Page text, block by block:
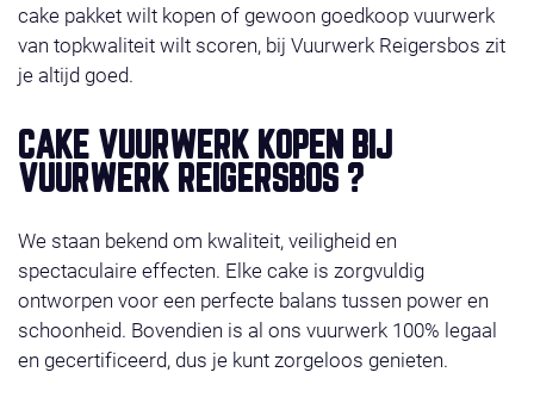
cake pakket wilt kopen of gewoon goedkoop vuurwerk
van topkwaliteit wilt scoren, bij Vuurwerk Reigersbos zit
je altijd goed.
CAKE VUURWERK KOPEN BIJ
VUURWERK REIGERSBOS ?
We staan bekend om kwaliteit, veiligheid en
spectaculaire effecten. Elke cake is zorgvuldig
ontworpen voor een perfecte balans tussen power en
schoonheid. Bovendien is al ons vuurwerk 100% legaal
en gecertificeerd, dus je kunt zorgeloos genieten.